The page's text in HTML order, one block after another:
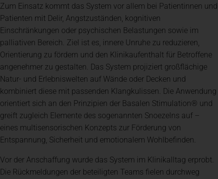
Zum Einsatz kommt das System vor allem bei Patientinnen und
Patienten mit Delir, Angstzuständen, kognitiven
Einschränkungen oder psychischen Belastungen sowie im
palliativen Bereich. Ziel ist es, innere Unruhe zu reduzieren,
Orientierung zu fördern und den Klinikaufenthalt für Betroffene
angenehmer zu gestalten. Das System projiziert großflächige
Natur- und Erlebniswelten auf Wände oder Decken und
kombiniert diese mit passenden Klangkulissen. Die Anwendung
orientiert sich an den Prinzipien der Basalen Stimulation® und
greift zugleich Elemente des sogenannten Snoezelns auf –
eines multisensorischen Konzepts zur Förderung von
Entspannung, Sicherheit und emotionalem Wohlbefinden.
Vor der Anschaffung wurde das System im Klinikalltag erprobt.
Die Rückmeldungen der beteiligten Teams fielen durchweg